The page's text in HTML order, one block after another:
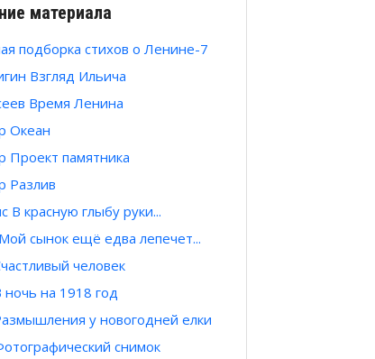
материала
подборка стихов о Ленине-7
Взгляд Ильича
Время Ленина
Океан
Проект памятника
Разлив
В красную глыбу руки...
сынок ещё едва лепечет...
человек
ночь на 1918 год
у новогодней елки
снимок